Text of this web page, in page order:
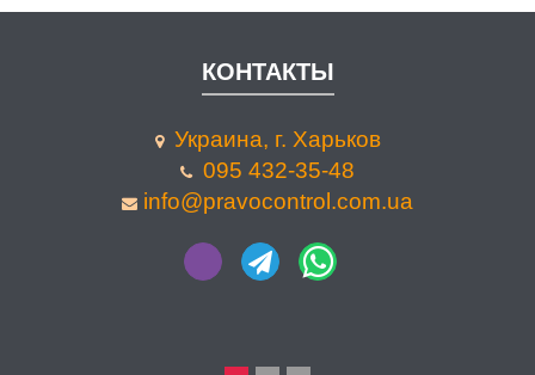
КОНТАКТЫ
Украина, г. Харьков
095 432-35-48
info@pravocontrol.com.ua